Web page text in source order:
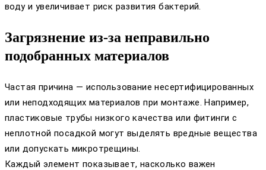
воду и увеличивает риск развития бактерий.
Загрязнение из-за неправильно
подобранных материалов
Частая причина — использование несертифицированных
или неподходящих материалов при монтаже. Например,
пластиковые трубы низкого качества или фитинги с
неплотной посадкой могут выделять вредные вещества
или допускать микротрещины.
Каждый элемент показывает, насколько важен